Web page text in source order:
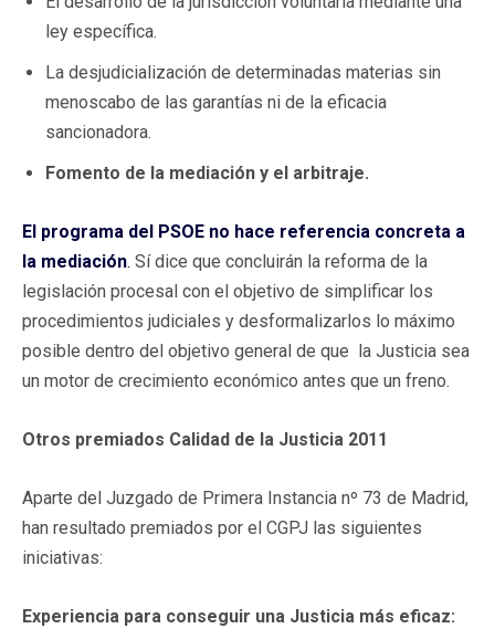
ley específica.
La desjudicialización de determinadas materias sin
menoscabo de las garantías ni de la eficacia
sancionadora.
Fomento de la mediación y el arbitraje.
El programa del PSOE no hace referencia concreta a
la mediación. Sí dice que concluirán la reforma de la
legislación procesal con el objetivo de simplificar los
procedimientos judiciales y desformalizarlos lo máximo
posible dentro del objetivo general de que la Justicia sea
un motor de crecimiento económico antes que un freno.
Otros premiados Calidad de la Justicia 2011
Aparte del Juzgado de Primera Instancia nº 73 de Madrid,
han resultado premiados por el CGPJ las siguientes
iniciativas:
Experiencia para conseguir una Justicia más eficaz: